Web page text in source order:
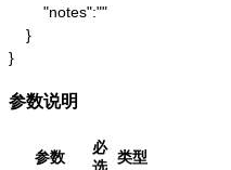
        "notes":""
    }
}
参数说明
参数
必
类型